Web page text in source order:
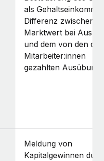
als
Differenz zwischen
Marktwert bei
und dem von den
Mitarbeiter:innen
gezahlten
Meldung von
Kapitalgewinnen